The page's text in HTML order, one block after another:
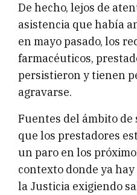
De hecho, lejos de
asistencia que había
en mayo pasado, los
farmacéuticos,
persistieron y tienen
agravarse.
Fuentes del ámbito de
que los prestadores
un paro en los
contexto donde ya
la Justicia exigiendo